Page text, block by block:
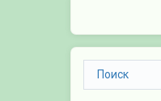
Поиск